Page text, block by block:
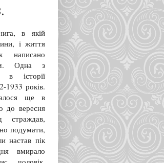
в якій
і життя
написано
Одна з
в історії
років.
ще в
до вересня
подумати,
настав пік
вмирало